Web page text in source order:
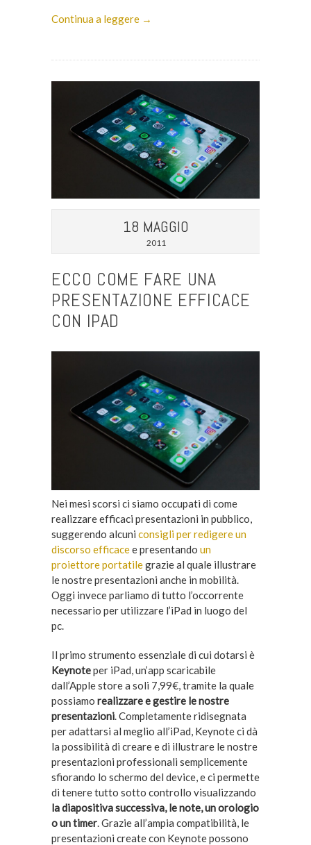
Continua a leggere →
18 MAGGIO
2011
ECCO COME FARE UNA
PRESENTAZIONE EFFICACE
CON IPAD
Nei mesi scorsi ci siamo occupati di come
realizzare efficaci presentazioni in pubblico,
suggerendo alcuni consigli per redigere un
discorso efficacee presentando un
proiettore portatilegrazie al quale illustrare
le nostre presentazioni anche in mobilità.
Oggi invece parliamo di tutto l’occorrente
necessario per utilizzare l’iPad in luogo del
pc.
Il primo strumento essenziale di cui dotarsi è
Keynoteper iPad, un’app scaricabile
dall’Apple store a soli 7,99€, tramite la quale
possiamo realizzare e gestire le nostre
presentazioni. Completamente ridisegnata
per adattarsi al meglio all’iPad, Keynote ci dà
la possibilità di creare e di illustrare le nostre
presentazioni professionali semplicemente
sfiorando lo schermo del device, e ci permette
di tenere tutto sotto controllo visualizzando
la diapositiva successiva, le note, un orologio
o un timer. Grazie all’ampia compatibilità, le
presentazioni create con Keynote possono